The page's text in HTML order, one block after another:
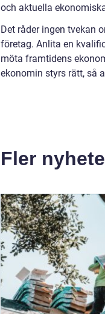
och aktuella
Det råder ingen tvekan
företag. Anlita en
möta framtidens
ekonomin styrs rätt, så
Fler